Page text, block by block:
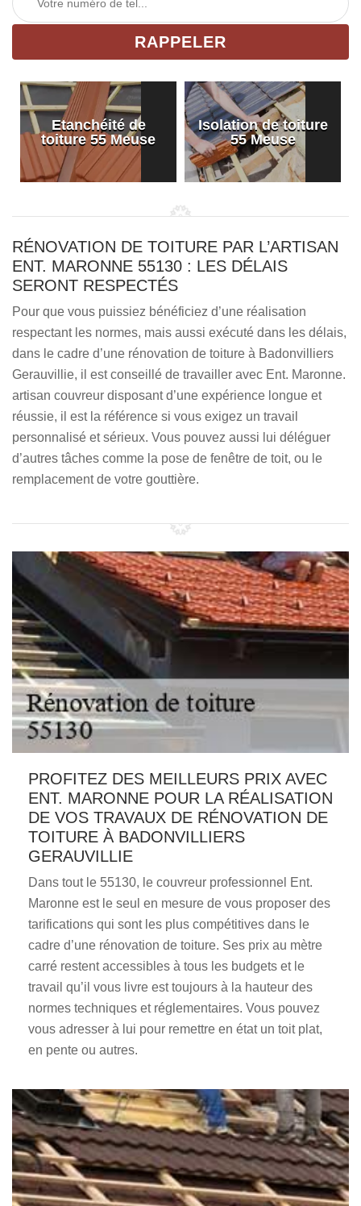
Etanchéité de
toiture 55 Meuse
Isolation de toiture
55 Meuse
RÉNOVATION DE TOITURE PAR L’ARTISAN
ENT. MARONNE 55130 : LES DÉLAIS
SERONT RESPECTÉS
Pour que vous puissiez bénéficiez d’une réalisation
respectant les normes, mais aussi exécuté dans les délais,
dans le cadre d’une rénovation de toiture à Badonvilliers
Gerauvillie, il est conseillé de travailler avec Ent. Maronne.
artisan couvreur disposant d’une expérience longue et
réussie, il est la référence si vous exigez un travail
personnalisé et sérieux. Vous pouvez aussi lui déléguer
d’autres tâches comme la pose de fenêtre de toit, ou le
remplacement de votre gouttière.
PROFITEZ DES MEILLEURS PRIX AVEC
ENT. MARONNE POUR LA RÉALISATION
DE VOS TRAVAUX DE RÉNOVATION DE
TOITURE À BADONVILLIERS
GERAUVILLIE
Dans tout le 55130, le couvreur professionnel Ent.
Maronne est le seul en mesure de vous proposer des
tarifications qui sont les plus compétitives dans le
cadre d’une rénovation de toiture. Ses prix au mètre
carré restent accessibles à tous les budgets et le
travail qu’il vous livre est toujours à la hauteur des
normes techniques et réglementaires. Vous pouvez
vous adresser à lui pour remettre en état un toit plat,
en pente ou autres.